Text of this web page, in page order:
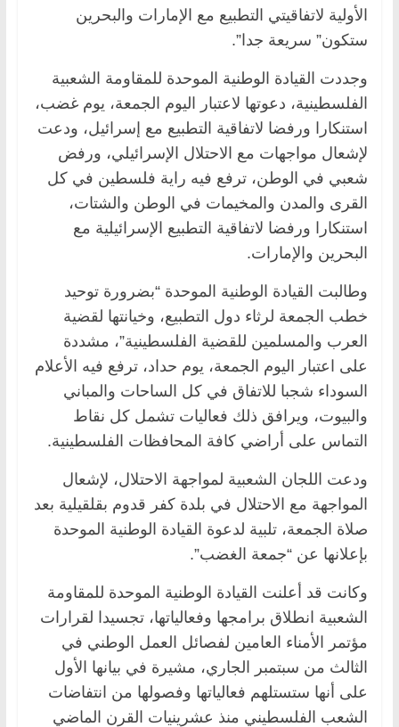
الأولية لاتفاقيتي التطبيع مع الإمارات والبحرين
ستكون” سريعة جدا”.
وجددت القيادة الوطنية الموحدة للمقاومة الشعبية
الفلسطينية، دعوتها لاعتبار اليوم الجمعة، يوم غضب،
استنكارا ورفضا لاتفاقية التطبيع مع إسرائيل، ودعت
لإشعال مواجهات مع الاحتلال الإسرائيلي، ورفض
شعبي في الوطن، ترفع فيه راية فلسطين في كل
القرى والمدن والمخيمات في الوطن والشتات،
استنكارا ورفضا لاتفاقية التطبيع الإسرائيلية مع
البحرين والإمارات.
وطالبت القيادة الوطنية الموحدة “بضرورة توحيد
خطب الجمعة لرثاء دول التطبيع، وخيانتها لقضية
العرب والمسلمين للقضية الفلسطينية”، مشددة
على اعتبار اليوم الجمعة، يوم حداد، ترفع فيه الأعلام
السوداء شجبا للاتفاق في كل الساحات والمباني
والبيوت، ويرافق ذلك فعاليات تشمل كل نقاط
التماس على أراضي كافة المحافظات الفلسطينية.
ودعت اللجان الشعبية لمواجهة الاحتلال، لإشعال
المواجهة مع الاحتلال في بلدة كفر قدوم بقلقيلية بعد
صلاة الجمعة، تلبية لدعوة القيادة الوطنية الموحدة
بإعلانها عن “جمعة الغضب”.
وكانت قد أعلنت القيادة الوطنية الموحدة للمقاومة
الشعبية انطلاق برامجها وفعالياتها، تجسيدا لقرارات
مؤتمر الأمناء العامين لفصائل العمل الوطني في
الثالث من سبتمبر الجاري، مشيرة في بيانها الأول
على أنها ستستلهم فعالياتها وفصولها من انتفاضات
الشعب الفلسطيني منذ عشرينيات القرن الماضي